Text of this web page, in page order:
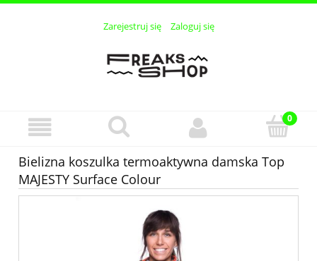
Zarejestruj się Zaloguj się
Bielizna koszulka termoaktywna damska Top
MAJESTY Surface Colour